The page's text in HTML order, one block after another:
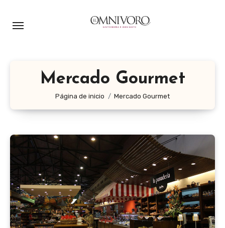
Mercado Gourmet
Página de inicio Mercado Gourmet